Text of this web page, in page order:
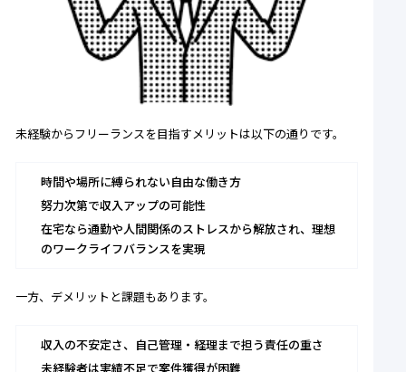
未経験からフリーランスを目指すメリットは以下の通りです。
時間や場所に縛られない自由な働き方
努力次第で収入アップの可能性
在宅なら通勤や人間関係のストレスから解放され、理想
のワークライフバランスを実現
一方、デメリットと課題もあります。
収入の不安定さ、自己管理・経理まで担う責任の重さ
未経験者は実績不足で案件獲得が困難